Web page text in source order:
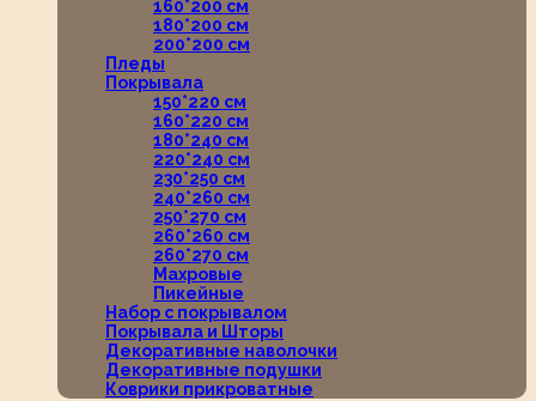
160*200 см
180*200 см
200*200 см
Пледы
Покрывала
150*220 см
160*220 см
180*240 см
220*240 см
230*250 см
240*260 см
250*270 см
260*260 см
260*270 см
Махровые
Пикейные
Набор с покрывалом
Покрывала и Шторы
Декоративные наволочки
Декоративные подушки
Коврики прикроватные